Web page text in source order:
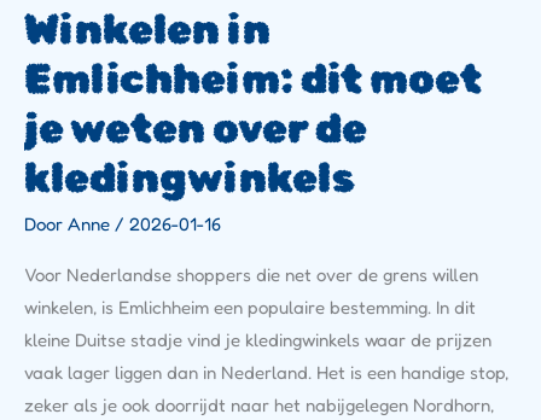
Winkelen in
Emlichheim: dit moet
je weten over de
kledingwinkels
Door Anne / 2026-01-16
Voor Nederlandse shoppers die net over de grens willen
winkelen, is Emlichheim een populaire bestemming. In dit
kleine Duitse stadje vind je kledingwinkels waar de prijzen
vaak lager liggen dan in Nederland. Het is een handige stop,
zeker als je ook doorrijdt naar het nabijgelegen Nordhorn,